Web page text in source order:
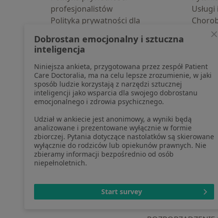
profesjonalistów
Polityka prywatności dla
pozyskaliśmy samodzielnie
Polityka cookies
Jak działają wyniki wyszukiwania
Dostępność
O nas
Praca Rekrutujemy!
Partnerzy
Centrum prasowe
Kontakt
Pomoc
Blog
otwiera się w
otwiera
Dobrostan emocjonalny i sztuczna
inteligencja
Niniejsza ankieta, przygotowana przez zespół Patient
Care Doctoralia, ma na celu lepsze zrozumienie, w jaki
sposób ludzie korzystają z narzędzi sztucznej
inteligencji jako wsparcia dla swojego dobrostanu
emocjonalnego i zdrowia psychicznego.
Udział w ankiecie jest anonimowy, a wyniki będą
analizowane i prezentowane wyłącznie w formie
zbiorczej. Pytania dotyczące nastolatków są skierowane
wyłącznie do rodziców lub opiekunów prawnych. Nie
zbieramy informacji bezpośrednio od osób
niepełnoletnich.
Start survey